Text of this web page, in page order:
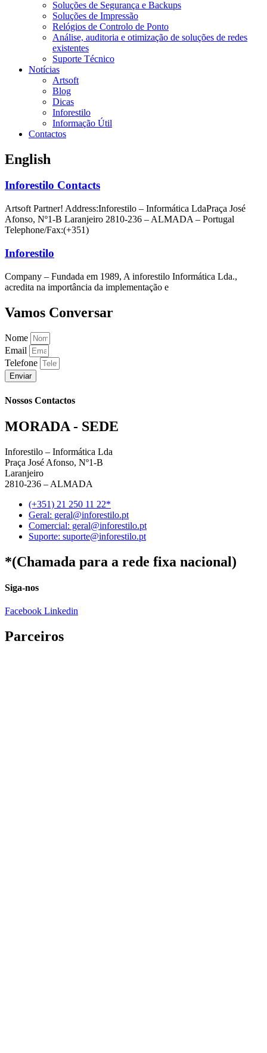
Soluções de Segurança e Backups
Soluções de Impressão
Relógios de Controlo de Ponto
Análise, auditoria e otimização de soluções de redes
existentes
Suporte Técnico
Notícias
Artsoft
Blog
Dicas
Inforestilo
Informação Útil
Contactos
English
Inforestilo Contacts
Artsoft Partner! Address:Inforestilo – Informática LdaPraça José
Afonso, Nº1-B Laranjeiro 2810-236 – ALMADA – Portugal
Telephone/Fax:(+351)
Inforestilo
Company – Fundada em 1989, A inforestilo Informática Lda.,
acredita na importância da implementação e
Vamos Conversar
Nome
Email
Telefone
Enviar
Nossos Contactos
MORADA - SEDE
Inforestilo – Informática Lda
Praça José Afonso, Nº1-B
Laranjeiro
2810-236 – ALMADA
(+351) 21 250 11 22*
Geral: geral@inforestilo.pt
Comercial: geral@inforestilo.pt
Suporte: suporte@inforestilo.pt
*(Chamada para a rede fixa nacional)
Siga-nos
Facebook Linkedin
Parceiros